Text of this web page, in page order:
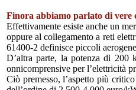
Finora abbiamo parlato di vere
Effettivamente esiste anche un
oppure al collegamento a reti
61400-2 definisce piccoli
D’altra parte, la potenza di 200
onnicomprensive per l’elettricità
Ciò premesso, l’aspetto più